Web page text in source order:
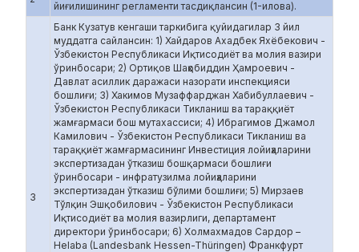
йиғилишининг регламенти тасдиқлансин (1-илова).
3
Банк Кузатув кенгаши таркибига қуйидагилар 3 йил
муддатга сайлансин: 1) Хайдаров Ахадбек Яхёбекович -
Ўзбекистон Республикаси Иқтисодиёт ва молия вазири
ўринбосари; 2) Ортиқов Шаҳобиддин Ҳамроевич -
Давлат асиллик даражаси назорати инспекцияси
бошлиғи; 3) Хакимов Музаффарджан Хабибуллаевич -
Ўзбекистон Республикаси Тикланиш ва тараққиёт
жамғармаси бош мутахассиси; 4) Ибрагимов Джамол
Камилович - Ўзбекистон Республикаси Тикланиш ва
тараққиёт жамғармасининг Инвестиция лойиҳаларини
экспертизадан ўтказиш бошқармаси бошлиғи
ўринбосари - инфратузилма лойиҳаларини
экспертизадан ўтказиш бўлими бошлиғи; 5) Мирзаев
Тўлқин Эшқобилович - Ўзбекистон Республикаси
Иқтисодиёт ва молия вазирлиги, департамент
директори ўринбосари; 6) Холмахмадов Сардор –
Helaba (Landesbank Hessen-Thüringen) Франкфурт